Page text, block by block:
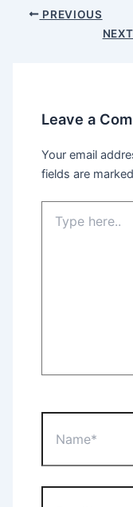
PREVIOUS
NEXT
Leave a
Your email
fields are marked
here..